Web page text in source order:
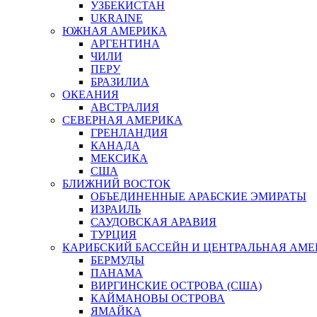
УЗБЕКИСТАН
UKRAINE
ЮЖНАЯ АМЕРИКА
АРГЕНТИНА
ЧИЛИ
ПЕРУ
БРАЗИЛИА
ОКЕАНИЯ
АВСТРАЛИЯ
СЕВЕРНАЯ АМЕРИКА
ГРЕНЛАНДИЯ
КАНАДА
МЕКСИКА
США
БЛИЖНИЙ ВОСТОК
ОБЪЕДИНЕННЫЕ АРАБСКИЕ ЭМИРАТЫ
ИЗРАИЛЬ
САУДОВСКАЯ АРАВИЯ
ТУРЦИЯ
КАРИБСКИЙ БАССЕЙН И ЦЕНТРАЛЬНАЯ
БЕРМУДЫ
ПАНАМА
ВИРГИНСКИЕ ОСТРОВА (США)
КАЙМАНОВЫ ОСТРОВА
ЯМАЙКА